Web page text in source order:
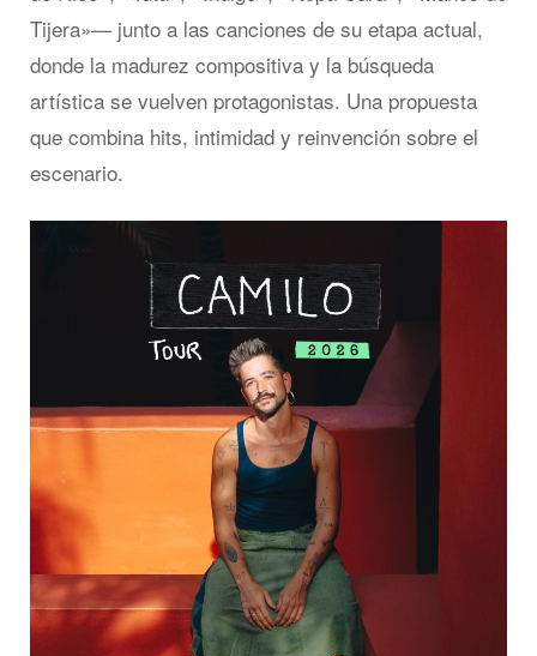
Tijera»— junto a las canciones de su etapa actual,
donde la madurez compositiva y la búsqueda
artística se vuelven protagonistas. Una propuesta
que combina hits, intimidad y reinvención sobre el
escenario.